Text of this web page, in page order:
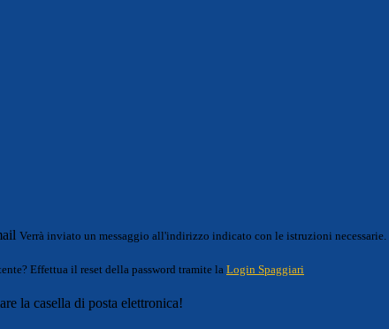
Verrà inviato un messaggio all'indirizzo indicato con le istruzioni necessarie.
Effettua il reset della password tramite la Login Spaggiari
la casella di posta elettronica!